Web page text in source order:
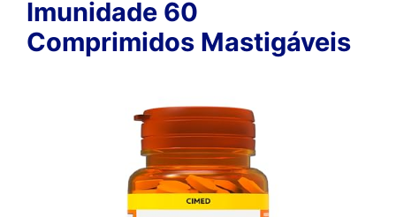
Imunidade 60
Comprimidos Mastigáveis